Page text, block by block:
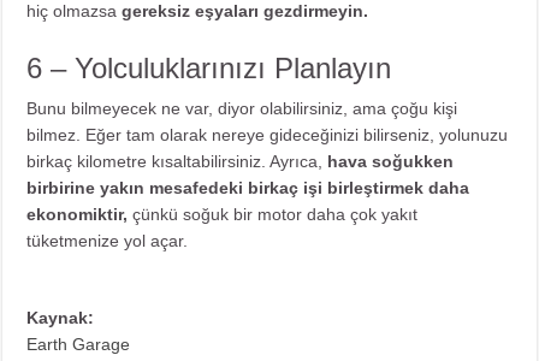
hiç olmazsagereksiz eşyaları gezdirmeyin.
6 – Yolculuklarınızı Planlayın
Bunu bilmeyecek ne var, diyor olabilirsiniz, ama çoğu kişi
bilmez. Eğer tam olarak nereye gideceğinizi bilirseniz, yolunuzu
birkaç kilometre kısaltabilirsiniz. Ayrıca, hava soğukken
birbirine yakın mesafedeki birkaç işi birleştirmek daha
ekonomiktir, çünkü soğuk bir motor daha çok yakıt
tüketmenize yol açar.
Kaynak:
Earth Garage